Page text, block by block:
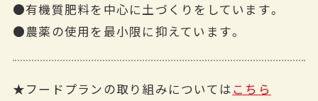
●有機質肥料を中心に土づくりをしています。
●農薬の使用を最小限に抑えています。
★フードプランの取り組みについては こちら